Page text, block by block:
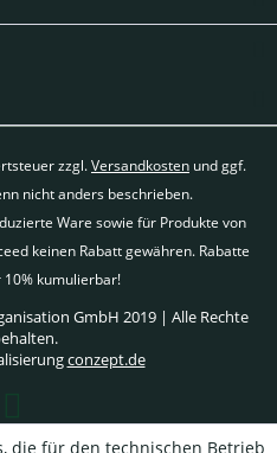
zzgl.Versandkosten und ggf.
nicht anders beschrieben.
Ware sowie für Produkte von
keinen Rabatt gewähren. Rabatte
kumulierbar!
GmbH 2019 | Alle Rechte
conzept.de
die für den technischen Betrieb